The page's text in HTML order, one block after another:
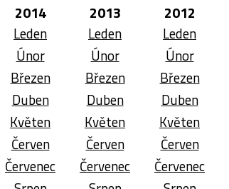
2014
Leden
Únor
Březen
Duben
Květen
Červen
Červenec
2013
Leden
Únor
Březen
Duben
Květen
Červen
Červenec
2012
Leden
Únor
Březen
Duben
Květen
Červen
Červenec